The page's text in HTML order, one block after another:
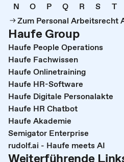
N
O P Q R S T
Zum Personal Arbeitsrecht
Haufe Group
Haufe People Operations
Haufe Fachwissen
Haufe Onlinetraining
Haufe HR-Software
Haufe Digitale Personalakte
Haufe HR Chatbot
Haufe Akademie
Semigator Enterprise
rudolf.ai - Haufe meets AI
Weiterführende